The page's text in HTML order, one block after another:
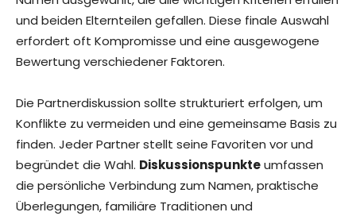
und beiden Elternteilen gefallen. Diese finale Auswahl
erfordert oft Kompromisse und eine ausgewogene
Bewertung verschiedener Faktoren.
Die Partnerdiskussion sollte strukturiert erfolgen, um
Konflikte zu vermeiden und eine gemeinsame Basis zu
finden. Jeder Partner stellt seine Favoriten vor und
begründet die Wahl. Diskussionspunkteumfassen
die persönliche Verbindung zum Namen, praktische
Überlegungen, familiäre Traditionen und